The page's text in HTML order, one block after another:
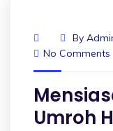
By
No Comments
Umroh